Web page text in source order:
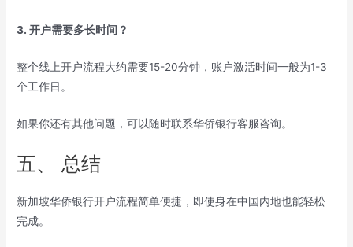
3. 开户需要多长时间？
整个线上开户流程大约需要15-20分钟，账户激活时间一般为1-3
个工作日。
如果你还有其他问题，可以随时联系华侨银行客服咨询。
五、 总结
新加坡华侨银行开户流程简单便捷，即使身在中国内地也能轻松
完成。